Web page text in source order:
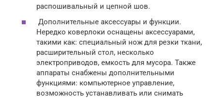
распошивальный и цепной шов.
Дополнительные аксессуары и функции.
Нередко коверлоки оснащены аксессуарами,
такими как: специальный нож для резки ткани,
расширительный стол, несколько
электроприводов, емкость для мусора. Также
аппараты снабжены дополнительными
функциями: компьютерное управление,
возможность устанавливать или снимать